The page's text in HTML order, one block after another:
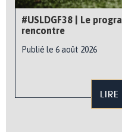
#USLDGF38 | Le
rencontre
Publié le 6 août 2026